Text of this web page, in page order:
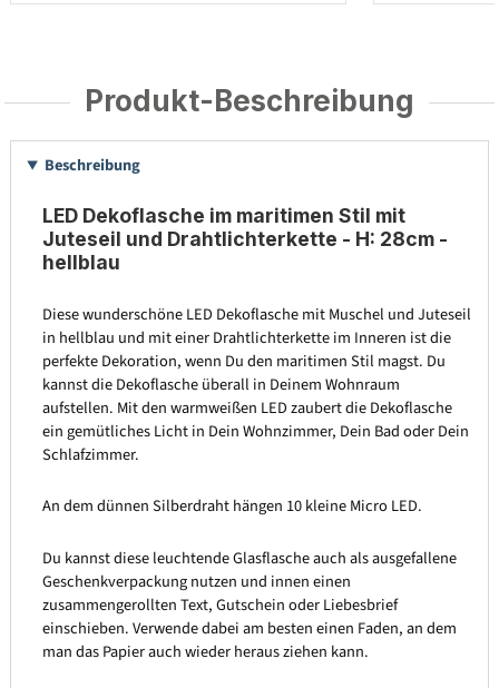
Produkt-Beschreibung
Beschreibung
LED Dekoflasche im maritimen Stil mit
Juteseil und Drahtlichterkette - H: 28cm -
hellblau
Diese wunderschöne LED Dekoflasche mit Muschel und Juteseil
in hellblau und mit einer Drahtlichterkette im Inneren ist die
perfekte Dekoration, wenn Du den maritimen Stil magst. Du
kannst die Dekoflasche überall in Deinem Wohnraum
aufstellen. Mit den warmweißen LED zaubert die Dekoflasche
ein gemütliches Licht in Dein Wohnzimmer, Dein Bad oder Dein
Schlafzimmer.
An dem dünnen Silberdraht hängen 10 kleine Micro LED.
Du kannst diese leuchtende Glasflasche auch als ausgefallene
Geschenkverpackung nutzen und innen einen
zusammengerollten Text, Gutschein oder Liebesbrief
einschieben. Verwende dabei am besten einen Faden, an dem
man das Papier auch wieder heraus ziehen kann.